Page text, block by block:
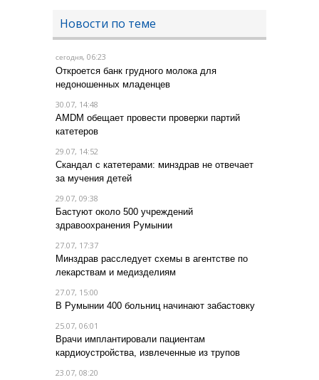
Новости по теме
сегодня, 06:23
Откроется банк грудного молока для
недоношенных младенцев
30.07, 14:48
AMDM обещает провести проверки партий
катетеров
29.07, 14:52
Скандал с катетерами: минздрав не отвечает
за мучения детей
29.07, 09:38
Бастуют около 500 учреждений
здравоохранения Румынии
27.07, 17:37
Минздрав расследует схемы в агентстве по
лекарствам и медизделиям
27.07, 15:00
В Румынии 400 больниц начинают забастовку
25.07, 06:01
Врачи имплантировали пациентам
кардиоустройства, извлеченные из трупов
23.07, 08:20